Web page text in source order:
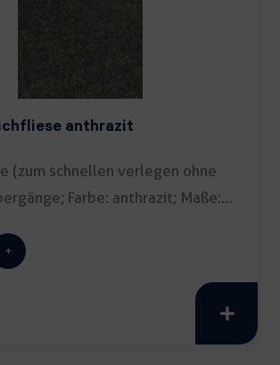
anthrazit
(zum schnellen verlegen ohne
Farbe: anthrazit; Maße: